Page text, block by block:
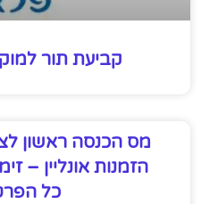
קביעת תור
מס הכנסה ראשון
הזמנות אונליין –
כל